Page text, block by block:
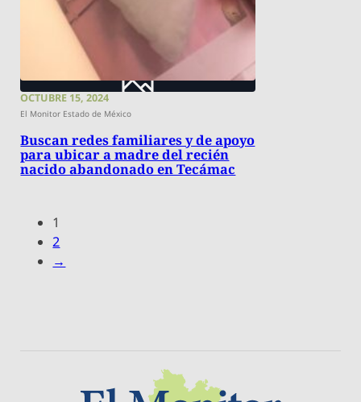
OCTUBRE 15, 2024
El Monitor Estado de México
Buscan redes familiares y de apoyo
para ubicar a madre del recién
nacido abandonado en Tecámac
1
2
→